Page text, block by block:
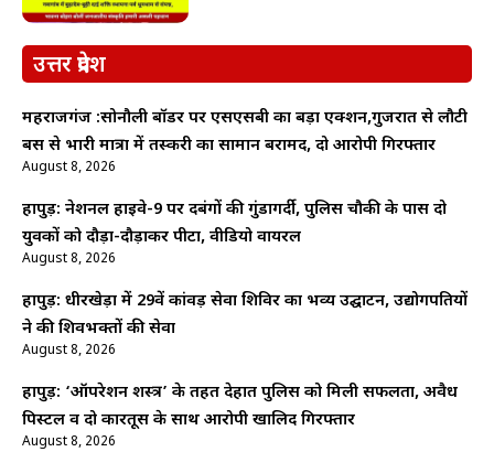
उत्तर प्रदेश
महराजगंज :सोनौली बॉर्डर पर एसएसबी का बड़ा एक्शन,गुजरात से लौटी
बस से भारी मात्रा में तस्करी का सामान बरामद, दो आरोपी गिरफ्तार
August 8, 2026
हापुड़: नेशनल हाईवे-9 पर दबंगों की गुंडागर्दी, पुलिस चौकी के पास दो
युवकों को दौड़ा-दौड़ाकर पीटा, वीडियो वायरल
August 8, 2026
हापुड़: धीरखेड़ा में 29वें कांवड़ सेवा शिविर का भव्य उद्घाटन, उद्योगपतियों
ने की शिवभक्तों की सेवा
August 8, 2026
हापुड़: ‘ऑपरेशन शस्त्र’ के तहत देहात पुलिस को मिली सफलता, अवैध
पिस्टल व दो कारतूस के साथ आरोपी खालिद गिरफ्तार
August 8, 2026